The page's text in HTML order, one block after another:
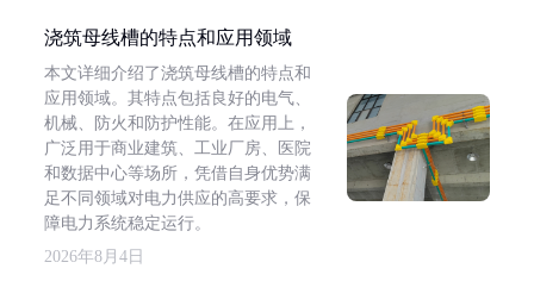
浇筑母线槽的特点和应用领域
本文详细介绍了浇筑母线槽的特点和
应用领域。其特点包括良好的电气、
机械、防火和防护性能。在应用上，
广泛用于商业建筑、工业厂房、医院
和数据中心等场所，凭借自身优势满
足不同领域对电力供应的高要求，保
障电力系统稳定运行。
2026年8月4日